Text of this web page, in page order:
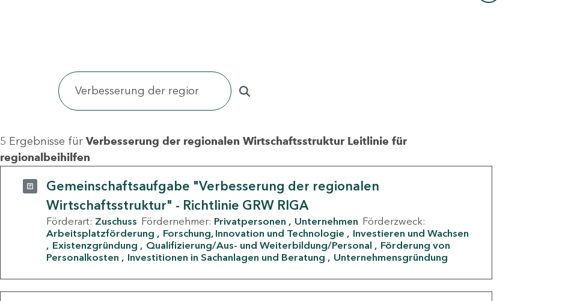
5 Ergebnisse für Verbesserung der regionalen Wirtschaftsstruktur Leitlinie für
regionalbeihilfen
Gemeinschaftsaufgabe "Verbesserung der regionalen
Wirtschaftsstruktur" - Richtlinie GRW RIGA
Förderart: Zuschuss Fördernehmer: Privatpersonen Unternehmen Förderzweck:
Arbeitsplatzförderung
Forschung, Innovation und Technologie
Investieren und Wachsen
Existenzgründung
Qualifizierung/Aus- und Weiterbildung/Personal
Förderung von
Personalkosten
Investitionen in Sachanlagen und Beratung Unternehmensgründung